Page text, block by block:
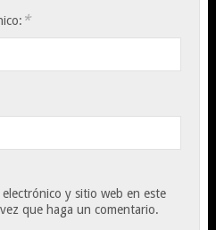
*
y sitio web en este
que haga un comentario.